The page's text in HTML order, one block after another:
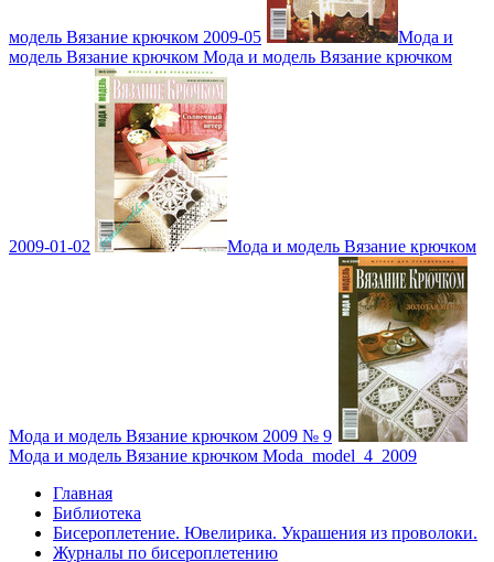
модель Вязание крючком 2009-05
Мода и
модель Вязание крючком Мода и модель Вязание крючком
2009-01-02 Мода и модель Вязание крючком
Мода и модель Вязание крючком 2009 № 9
Мода и модель Вязание крючком Moda_model_4_2009
Главная
Библиотека
Бисероплетение. Ювелирика. Украшения из проволоки.
Журналы по бисероплетению